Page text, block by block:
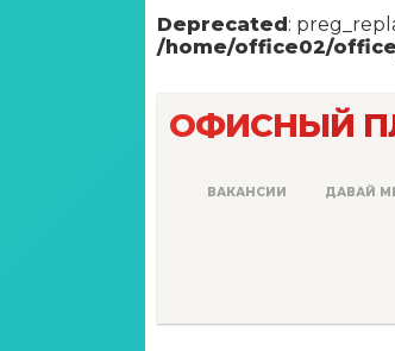
Deprecated:
/home/office02/
ОФИСНЫЙ
ВАКАНСИИ ДАВАЙ